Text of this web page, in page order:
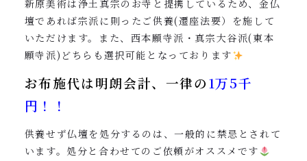
新原美術は浄土真宗のお寺と提携しているため、金仏
壇であれば宗派に則ったご供養(遷座法要）を施して
いただけます。また、西本願寺派・真宗大谷派(東本
願寺派)どちらも選択可能となっております
お布施代は明朗会計、一律の1万5千
円！！
供養せず仏壇を処分するのは、一般的に禁忌とされて
います。処分と合わせてのご依頼がオススメです